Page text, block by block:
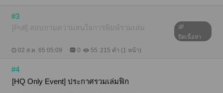
#3
[Poll] สอบถามความสนใจการพิมพ์รวมเล่ม
ปิดเนื้อหา
02 ส.ค. 65 05:09 0 55 215 คำ (1 หน้า)
#4
[HQ Only Event] ประกาศรวมเล่มฟิก